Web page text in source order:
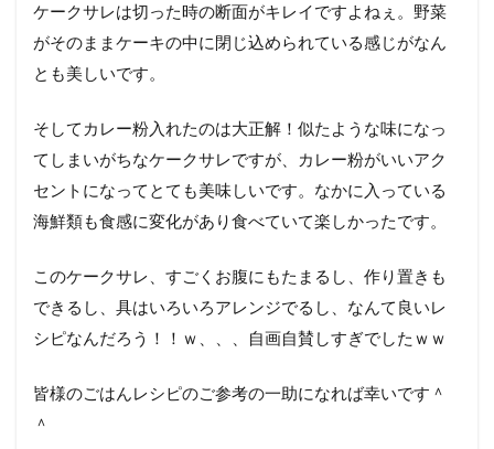
ケークサレは切った時の断面がキレイですよねぇ。野菜
がそのままケーキの中に閉じ込められている感じがなん
とも美しいです。
そしてカレー粉入れたのは大正解！似たような味になっ
てしまいがちなケークサレですが、カレー粉がいいアク
セントになってとても美味しいです。なかに入っている
海鮮類も食感に変化があり食べていて楽しかったです。
このケークサレ、すごくお腹にもたまるし、作り置きも
できるし、具はいろいろアレンジでるし、なんて良いレ
シピなんだろう！！ｗ、、、自画自賛しすぎでしたｗｗ
皆様のごはんレシピのご参考の一助になれば幸いです＾
＾